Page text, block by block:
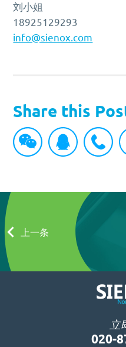
刘小姐
18925129293
info@sienox.com
Share this
上一条
立
020-